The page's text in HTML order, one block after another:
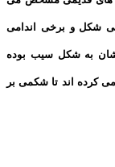
شکل و برخی اندامی
به شکل سیب بوده
کرده اند تا شکمی بر